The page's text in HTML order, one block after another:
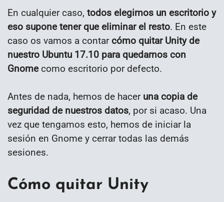
En cualquier caso, todos elegimos un escritorio y
eso supone tener que eliminar el resto. En este
caso os vamos a contarcómo quitar Unity de
nuestro Ubuntu 17.10 para quedarnos con
Gnomecomo escritorio por defecto.
Antes de nada, hemos de hacer una copia de
seguridad de nuestros datos, por si acaso. Una
vez que tengamos esto, hemos de iniciar la
sesión en Gnome y cerrar todas las demás
sesiones.
Cómo quitar Unity